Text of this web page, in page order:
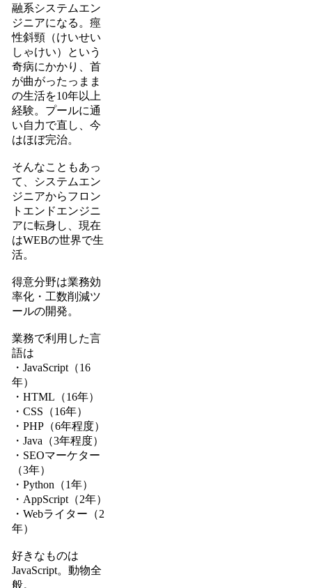
融系システムエン
ジニアになる。痙
性斜頸（けいせい
しゃけい）という
奇病にかかり、首
が曲がったっまま
の生活を10年以上
経験。プールに通
い自力で直し、今
はほぼ完治。
そんなこともあっ
て、システムエン
ジニアからフロン
トエンドエンジニ
アに転身し、現在
はWEBの世界で生
活。
得意分野は業務効
率化・工数削減ツ
ールの開発。
業務で利用した言
語は
・JavaScript（16
年）
・HTML（16年）
・CSS（16年）
・PHP（6年程度）
・Java（3年程度）
・SEOマーケター
（3年）
・Python（1年）
・AppScript（2年）
・Webライター（2
年）
好きなものは
JavaScript。動物全
般。